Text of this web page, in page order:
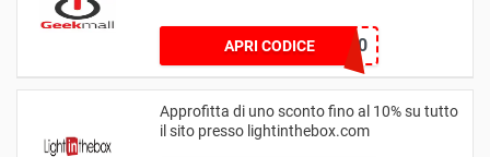
APRI CODICENarwalXP70
Approfitta di uno sconto fino al 10% su tutto
il sito presso lightinthebox.com